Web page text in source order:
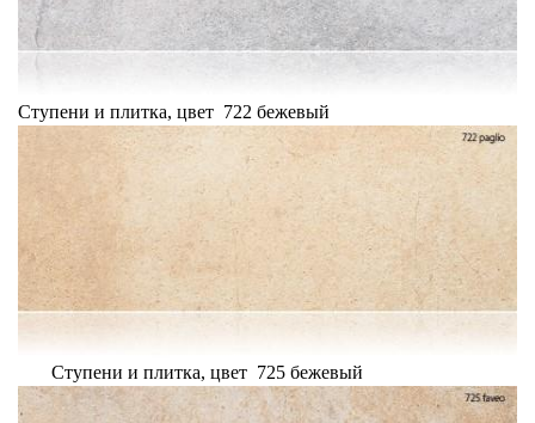
Ступени и плитка, цвет 722 бежевый
Ступени и плитка, цвет 725 бежевый